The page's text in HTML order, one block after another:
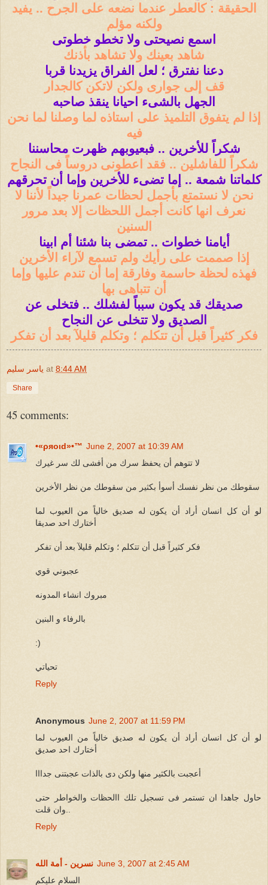
الحقيقة : كالعطر عندما نضعه على الجرح .. يفيد
ولكنه مؤلم
اسمع نصيحتى ولا تخطو خطوتى
شاهد بعينك ولا تشاهد بأذنك
دعنا نفترق ؛ لعل الفراق يزيدنا قربا
قف إلى جوارى ولكن لاتكن كالجدار
الجهل بالشىء احيانا ينقذ صاحبه
إذا لم يتفوق التلميذ على استاذه لما وصلنا لما نحن
فيه
شكراً للأخرين .. فبعيوبهم ظهرت محاسننا
شكراً للفاشلين .. فقد اعطونى دروساً فى النجاح
كلماتنا شمعة .. إما تضىء للأخرين وإما أن تحرقهم
نحن لا نستمتع بأجمل لحظات عمرنا جيداً لأننا لا
نعرف انها كانت أجمل اللحظات إلا بعد مرور
السنين
أيامنا خطوات .. تمضى بنا شئنا أم ابينا
إذا صممت على رأيك ولم تسمع لآراء الأخرين
فهذه لحظة حاسمة وفارقة إما أن تندم عليها وإما
أن تتباهى بها
صديقك قد يكون سبباً لفشلك .. فتخلى عن
الصديق ولا تتخلى عن النجاح
فكر كثيراً قبل أن تتكلم ؛ وتكلم قليلآ بعد أن تفكر
ياسر سليم at 8:44 AM
Share
45 comments:
•«ρяoιd»•™ June 2, 2007 at 10:39 AM
لا تتوهم أن يحفظ سرك من أفشى لك سر غيرك
سقوطك من نظر نفسك أسوأ بكثير من سقوطك من نظر الأخرين
لو أن كل انسان أراد أن يكون له صديق خالياً من العيوب لما
أختارك احد صديقا
فكر كثيراً قبل أن تتكلم ؛ وتكلم قليلآ بعد أن تفكر
عجبوني قوي
مبروك انشاء المدونه
بالرفاء و البنين
:)
تحياتي
Reply
Anonymous June 2, 2007 at 11:59 PM
لو أن كل انسان أراد أن يكون له صديق خالياً من العيوب لما
أختارك احد صديق
أعجبت بالكثير منها ولكن دى بالذات عجبتنى جدااا
حاول جاهدا ان تستمر فى تسجيل تلك االحظات والخواطر حتى
Reply
نسرين - أمة الله June 3, 2007 at 2:45 AM
السلام عليكم